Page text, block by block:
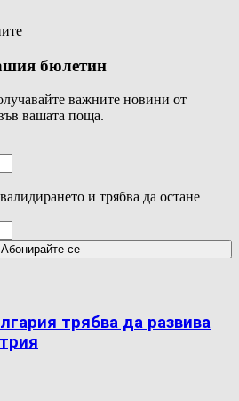
бюлетин
важните новини от
вашата поща.
и трябва да остане
трябва да развива